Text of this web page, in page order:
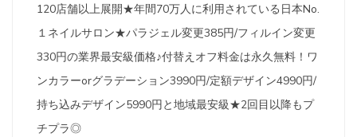
120店舗以上展開★年間70万人に利用されている日本No.
１ネイルサロン★パラジェル変更385円/フィルイン変更
330円の業界最安級価格♪付替えオフ料金は永久無料！ワ
ンカラーorグラデーション3990円/定額デザイン4990円/
持ち込みデザイン5990円と地域最安級★2回目以降もプ
チプラ◎